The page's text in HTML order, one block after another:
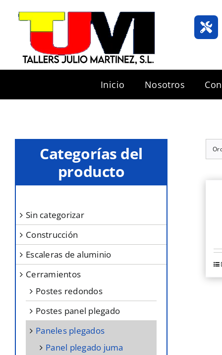
contenido
Inicio Nosotros
Categorías del
producto
sin categorizar
construcción
escaleras de aluminio
cerramientos
postes redondos
postes panel plegado
paneles plegados
panel plegado juma